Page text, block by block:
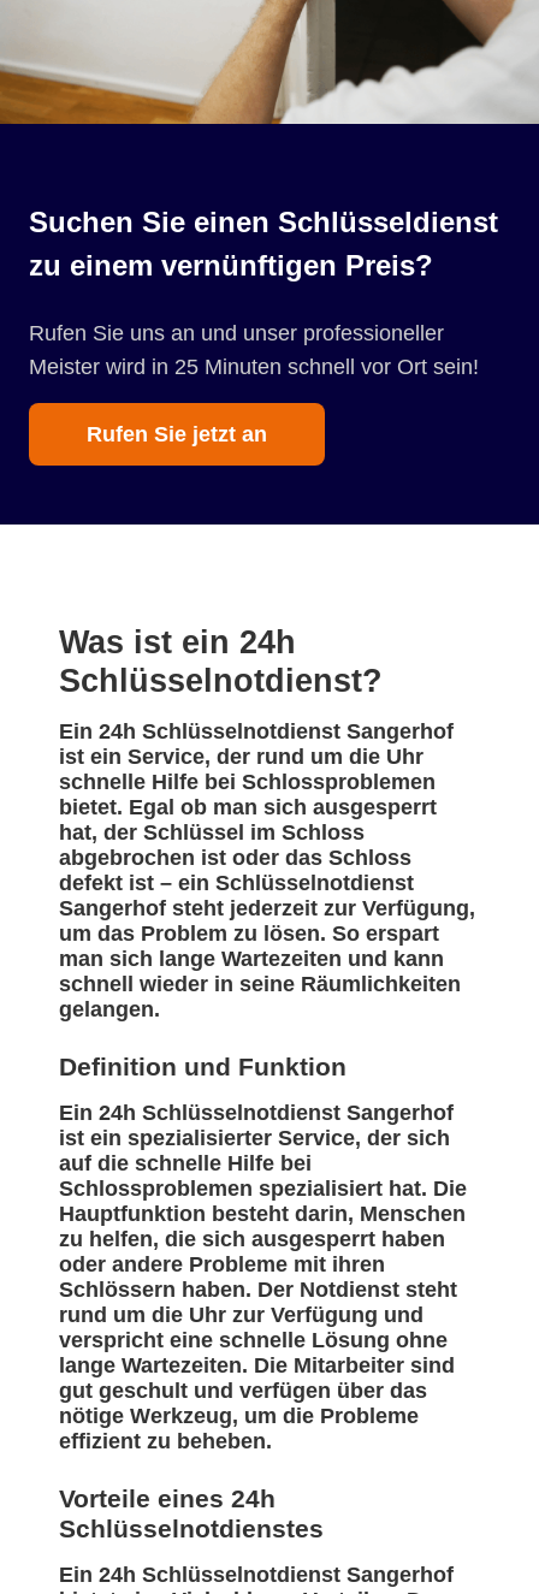
Suchen Sie einen Schlüsseldienst
zu einem vernünftigen Preis?
Rufen Sie uns an und unser professioneller
Meister wird in 25 Minuten schnell vor Ort sein!
Rufen Sie jetzt an
Was ist ein 24h
Schlüsselnotdienst?
Ein 24h Schlüsselnotdienst Sangerhof
ist ein Service, der rund um die Uhr
schnelle Hilfe bei Schlossproblemen
bietet. Egal ob man sich ausgesperrt
hat, der Schlüssel im Schloss
abgebrochen ist oder das Schloss
defekt ist – ein Schlüsselnotdienst
Sangerhof steht jederzeit zur Verfügung,
um das Problem zu lösen. So erspart
man sich lange Wartezeiten und kann
schnell wieder in seine Räumlichkeiten
gelangen.
Definition und Funktion
Ein 24h Schlüsselnotdienst Sangerhof
ist ein spezialisierter Service, der sich
auf die schnelle Hilfe bei
Schlossproblemen spezialisiert hat. Die
Hauptfunktion besteht darin, Menschen
zu helfen, die sich ausgesperrt haben
oder andere Probleme mit ihren
Schlössern haben. Der Notdienst steht
rund um die Uhr zur Verfügung und
verspricht eine schnelle Lösung ohne
lange Wartezeiten. Die Mitarbeiter sind
gut geschult und verfügen über das
nötige Werkzeug, um die Probleme
effizient zu beheben.
Vorteile eines 24h
Schlüsselnotdienstes
Ein 24h Schlüsselnotdienst Sangerhof